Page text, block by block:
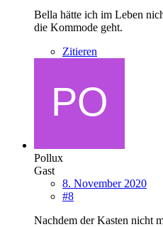
Bella hätte ich im Leben
die Kommode geht.
Zitieren
Pollux
Gast
8. November 2020
#8
Nachdem der Kasten nicht